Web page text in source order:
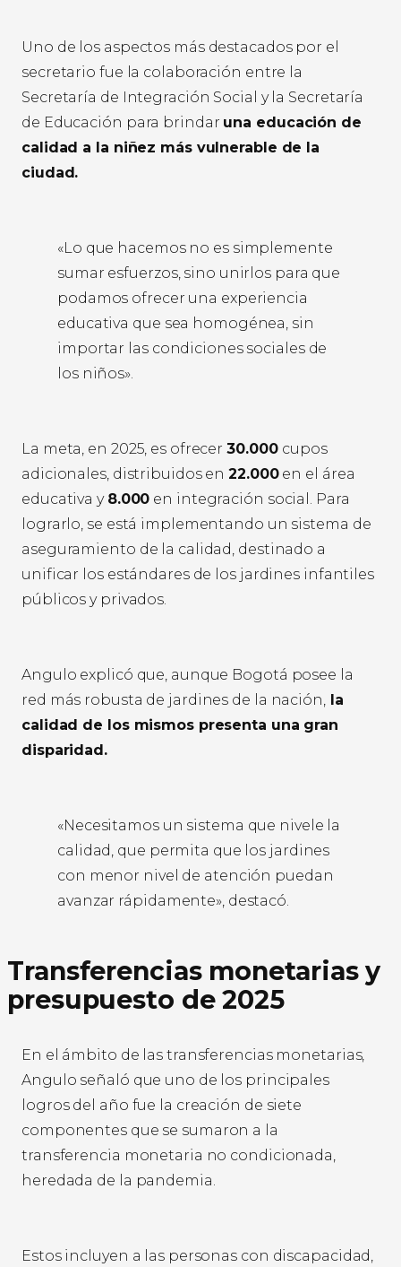
Uno de los aspectos más destacados por el
secretario fue la colaboración entre la
Secretaría de Integración Social y la Secretaría
de Educación para brindar una educación de
calidad a la niñez más vulnerable de la
ciudad.
«Lo que hacemos no es simplemente
sumar esfuerzos, sino unirlos para que
podamos ofrecer una experiencia
educativa que sea homogénea, sin
importar las condiciones sociales de
los niños».
La meta, en 2025, es ofrecer30.000 cupos
adicionales, distribuidos en22.000en el área
educativa y 8.000 en integración social. Para
lograrlo, se está implementando un sistema de
aseguramiento de la calidad, destinado a
unificar los estándares de los jardines infantiles
públicos y privados.
Angulo explicó que, aunque Bogotá posee la
red más robusta de jardines de la nación,la
calidad de los mismos presenta una gran
disparidad.
«Necesitamos un sistema que nivele la
calidad, que permita que los jardines
con menor nivel de atención puedan
avanzar rápidamente», destacó.
Transferencias monetarias y
presupuesto de 2025
En el ámbito de las transferencias monetarias,
Angulo señaló que uno de los principales
logros del año fue la creación de siete
componentes que se sumaron a la
transferencia monetaria no condicionada,
heredada de la pandemia.
Estos incluyen a las personas con discapacidad,